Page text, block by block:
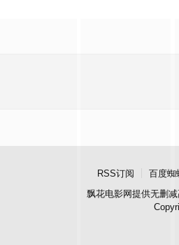
RSS订阅 百度蜘
飘花电影网提供无删